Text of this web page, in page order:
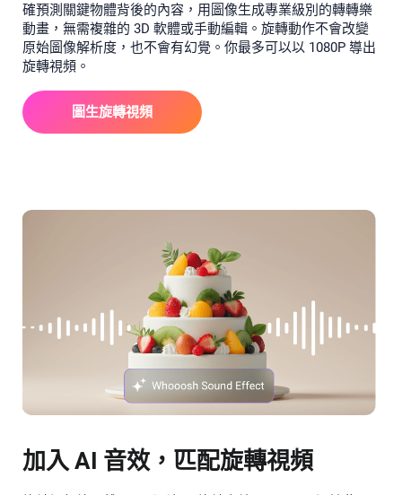
確預測關鍵物體背後的內容，用圖像生成專業級別的轉轉樂
動畫，無需複雜的 3D 軟體或手動編輯。旋轉動作不會改變
原始圖像解析度，也不會有幻覺。你最多可以以 1080P 導出
旋轉視頻。
圖生旋轉視頻
加入 AI 音效，匹配旋轉視頻